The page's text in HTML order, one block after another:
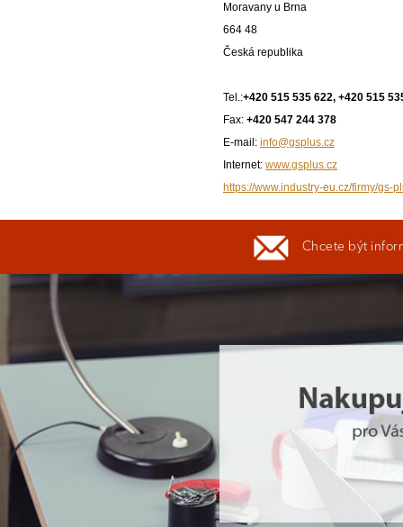
Moravany u Brna
664 48
Česká republika
Tel.:+420 515 535 622, +420 515
Fax: +420 547 244 378
E-mail: info@gsplus.cz
Internet: www.gsplus.cz
https://www.industry-eu.cz/firmy/gs-
Chcete být